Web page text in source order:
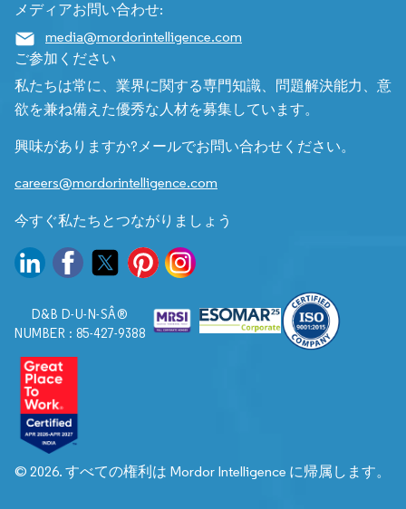
メディアお問い合わせ:
media@mordorintelligence.com
ご参加ください
私たちは常に、業界に関する専門知識、問題解決能力、意
欲を兼ね備えた優秀な人材を募集しています。
興味がありますか?メールでお問い合わせください。
careers@mordorintelligence.com
今すぐ私たちとつながりましょう
D&B D-U-N-SÂ®
NUMBER : 85-427-9388
© 2026. すべての権利は Mordor Intelligence に帰属します。